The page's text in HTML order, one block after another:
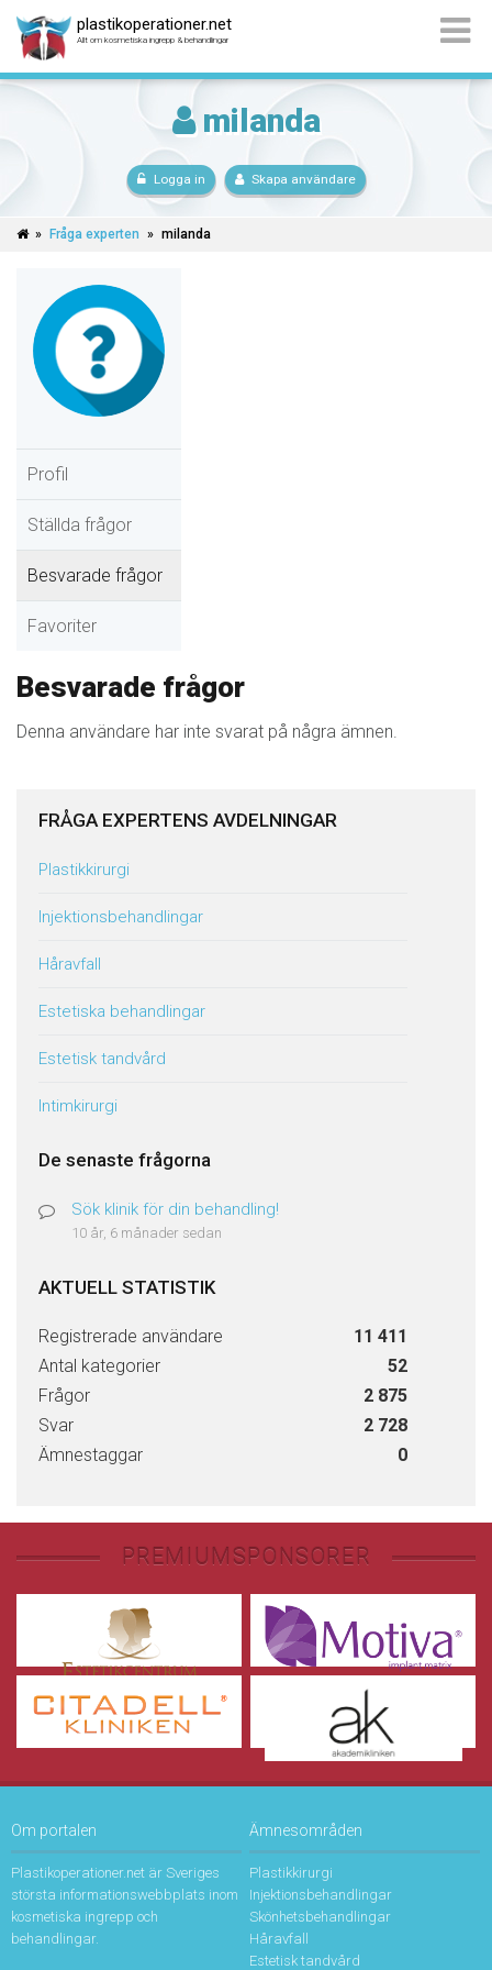
plastikoperationer.net
Allt om kosmetiska ingrepp & behandlingar
milanda
Logga in Skapa användare
» Fråga experten » milanda
Profil
Ställda frågor
Besvarade frågor
Favoriter
Besvarade frågor
Denna användare har inte svarat på några ämnen.
FRÅGA EXPERTENS AVDELNINGAR
Plastikkirurgi
Injektionsbehandlingar
Håravfall
Estetiska behandlingar
Estetisk tandvård
Intimkirurgi
De senaste frågorna
Sök klinik för din behandling!
10 år, 6 månader sedan
AKTUELL STATISTIK
Registrerade användare
11 411
Antal kategorier
52
Frågor
2 875
Svar
2 728
Ämnestaggar
0
PREMIUMSPONSORER
Om portalen
Plastikoperationer.net är Sveriges
största informationswebbplats inom
kosmetiska ingrepp och
behandlingar.
Ämnesområden
Plastikkirurgi
Injektionsbehandlingar
Skönhetsbehandlingar
Håravfall
Estetisk tandvård